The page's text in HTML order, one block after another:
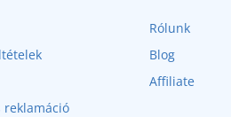
reklamáció
Rólunk
Blog
Affiliate